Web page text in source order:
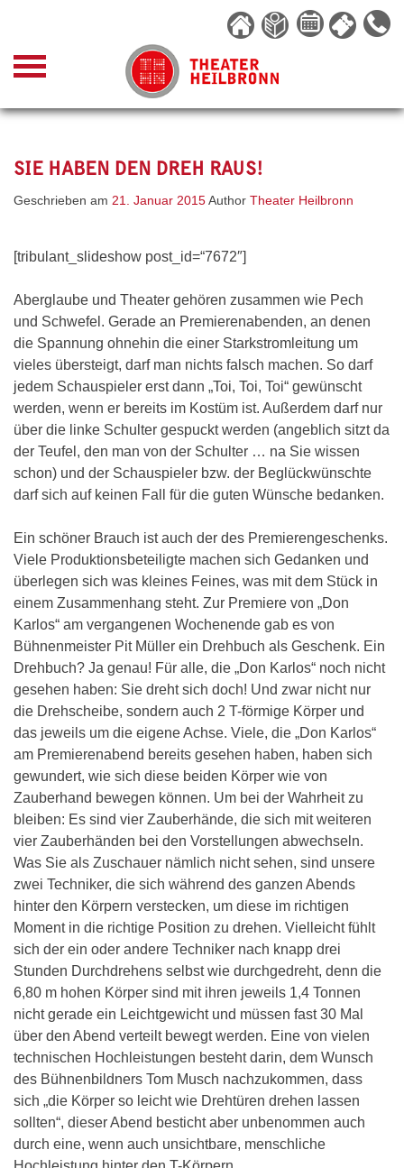
content
SIE HABEN DEN DREH RAUS!
Geschrieben am 21. Januar 2015Author Theater Heilbronn
[tribulant_slideshow post_id=“7672″]
Aberglaube und Theater gehören zusammen wie Pech
und Schwefel. Gerade an Premierenabenden, an denen
die Spannung ohnehin die einer Starkstromleitung um
vieles übersteigt, darf man nichts falsch machen. So darf
jedem Schauspieler erst dann „Toi, Toi, Toi“ gewünscht
werden, wenn er bereits im Kostüm ist. Außerdem darf nur
über die linke Schulter gespuckt werden (angeblich sitzt da
der Teufel, den man von der Schulter … na Sie wissen
schon) und der Schauspieler bzw. der Beglückwünschte
darf sich auf keinen Fall für die guten Wünsche bedanken.
Ein schöner Brauch ist auch der des Premierengeschenks.
Viele Produktionsbeteiligte machen sich Gedanken und
überlegen sich was kleines Feines, was mit dem Stück in
einem Zusammenhang steht. Zur Premiere von „Don
Karlos“ am vergangenen Wochenende gab es von
Bühnenmeister Pit Müller ein Drehbuch als Geschenk. Ein
Drehbuch? Ja genau! Für alle, die „Don Karlos“ noch nicht
gesehen haben: Sie dreht sich doch! Und zwar nicht nur
die Drehscheibe, sondern auch 2 T-förmige Körper und
das jeweils um die eigene Achse. Viele, die „Don Karlos“
am Premierenabend bereits gesehen haben, haben sich
gewundert, wie sich diese beiden Körper wie von
Zauberhand bewegen können. Um bei der Wahrheit zu
bleiben: Es sind vier Zauberhände, die sich mit weiteren
vier Zauberhänden bei den Vorstellungen abwechseln.
Was Sie als Zuschauer nämlich nicht sehen, sind unsere
zwei Techniker, die sich während des ganzen Abends
hinter den Körpern verstecken, um diese im richtigen
Moment in die richtige Position zu drehen. Vielleicht fühlt
sich der ein oder andere Techniker nach knapp drei
Stunden Durchdrehens selbst wie durchgedreht, denn die
6,80 m hohen Körper sind mit ihren jeweils 1,4 Tonnen
nicht gerade ein Leichtgewicht und müssen fast 30 Mal
über den Abend verteilt bewegt werden. Eine von vielen
technischen Hochleistungen besteht darin, dem Wunsch
des Bühnenbildners Tom Musch nachzukommen, dass
sich „die Körper so leicht wie Drehtüren drehen lassen
sollten“, dieser Abend besticht aber unbenommen auch
durch eine, wenn auch unsichtbare, menschliche